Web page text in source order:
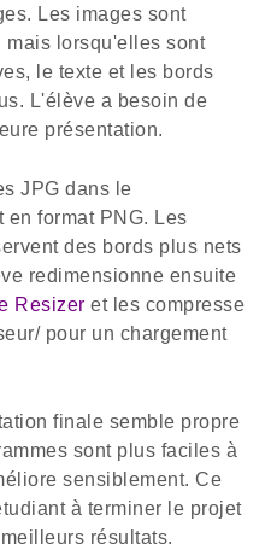
Les images sont
mais lorsqu'elles sont
le texte et les bords
L'élève a besoin de
présentation.
JPG dans le
format PNG. Les
des bords plus nets
redimensionne ensuite
Resizer et les compresse
pour un chargement
finale semble propre
sont plus faciles à
sensiblement. Ce
à terminer le projet
résultats.